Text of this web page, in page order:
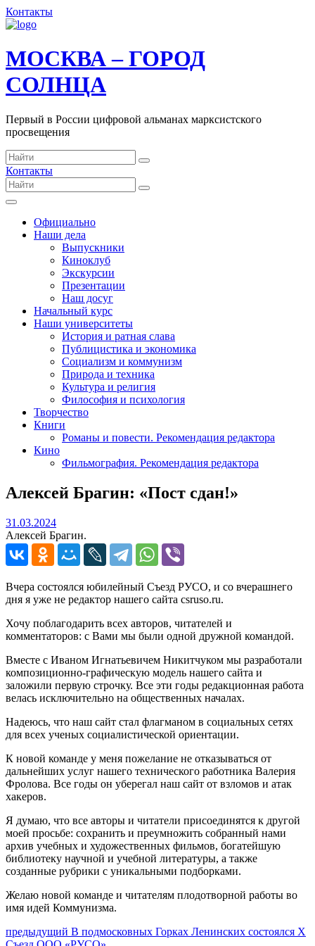
Контакты
МОСКВА – ГОРОД
СОЛНЦА
Первый в России цифровой альманах марксистского
просвещения
Контакты
Официально
Наши дела
Выпускники
Киноклуб
Экскурсии
Презентации
Наш досуг
Начальный курс
Наши университеты
История и ратная слава
Публицистика и экономика
Социализм и коммунизм
Природа и техника
Культура и религия
Философия и психология
Творчество
Книги
Романы и повести. Рекомендация редактора
Кино
Фильмография. Рекомендация редактора
Алексей Брагин: «Пост сдан!»
31.03.202431.03.2024
Алексей Брагин.
Вчера состоялся юбилейный Съезд РУСО, и со вчерашнего
дня я уже не редактор нашего сайта csruso.ru.
Хочу поблагодарить всех авторов, читателей и
комментаторов: с Вами мы были одной дружной командой.
Вместе с Иваном Игнатьевичем Никитчуком мы разработали
композиционно-графическую модель нашего сайта и
заложили первую строчку. Все эти годы редакционная работа
велась исключительно на общественных началах.
Надеюсь, что наш сайт стал флагманом в социальных сетях
для всех ученых социалистической ориентации.
К новой команде у меня пожелание не отказываться от
дальнейших услуг нашего технического работника Валерия
Фролова. Все годы он уберегал наш сайт от взломов и атак
хакеров.
Я думаю, что все авторы и читатели присоединятся к другой
моей просьбе: сохранить и преумножить собранный нами
архив учебных и художественных фильмов, богатейшую
библиотеку научной и учебной литературы, а также
созданные рубрики с уникальными подборками.
Желаю новой команде и читателям плодотворной работы во
имя идей Коммунизма.
Навигация
предыдущий Предыдущий
пост:
В подмосковных Горках Ленинских состоялся X